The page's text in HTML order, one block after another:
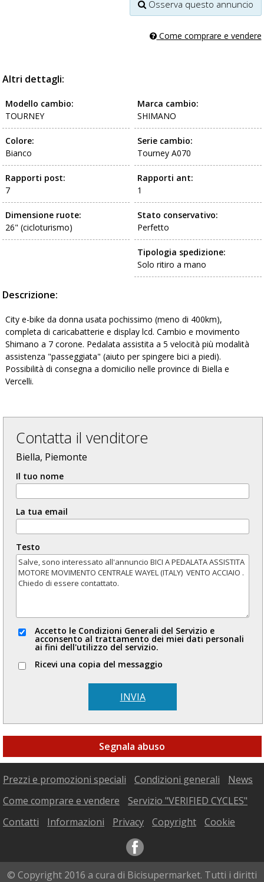
Osserva questo annuncio
Come comprare e vendere
Altri dettagli:
Marca cambio:
SHIMANO
Modello cambio:
TOURNEY
Serie cambio:
Tourney A070
Colore:
Bianco
Rapporti ant:
1
Rapporti post:
7
Stato conservativo:
Perfetto
Dimensione ruote:
26" (cicloturismo)
Tipologia spedizione:
Solo ritiro a mano
Descrizione:
City e-bike da donna usata pochissimo (meno di 400km),
completa di caricabatterie e display lcd. Cambio e movimento
Shimano a 7 corone. Pedalata assistita a 5 velocità più modalità
assistenza "passeggiata" (aiuto per spingere bici a piedi).
Possibilità di consegna a domicilio nelle province di Biella e
Vercelli.
Contatta il venditore
Biella, Piemonte
Il tuo nome
La tua email
Testo
Accetto le Condizioni Generali del Servizio e
acconsento al trattamento dei miei dati personali
ai fini dell'utilizzo del servizio.
Ricevi una copia del messaggio
INVIA
Segnala abuso
Prezzi e promozioni speciali Condizioni generali
News
Come comprare e vendere
Servizio "VERIFIED CYCLES"
Contatti
Informazioni Privacy Copyright Cookie
© Copyright 2016 a cura di Bicisupermarket. Tutti i diritti